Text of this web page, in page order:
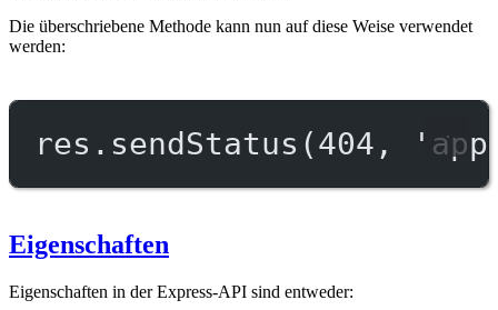
Die überschriebene Methode kann nun auf diese Weise verwendet
werden:
res. sendStatus (404 ,
Eigenschaften
Eigenschaften in der Express-API sind entweder: